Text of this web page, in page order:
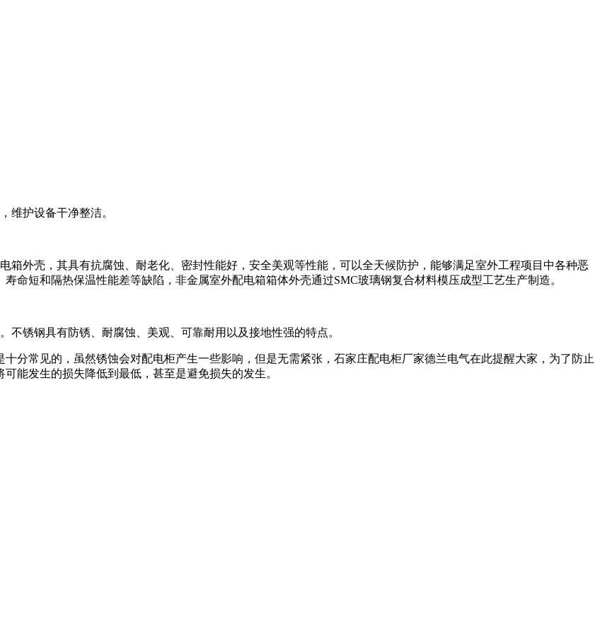
维护设备干净整洁。
箱外壳，其具有抗腐蚀、耐老化、密封性能好，安全美观等性能，可以全天候防护，能够满足室外工程项目中各种恶
命短和隔热保温性能差等缺陷，非金属室外配电箱箱体外壳通过SMC玻璃钢复合材料模压成型工艺生产制造。
不锈钢具有防锈、耐腐蚀、美观、可靠耐用以及接地性强的特点。
分常见的，虽然锈蚀会对配电柜产生一些影响，但是无需紧张，石家庄配电柜厂家德兰电气在此提醒大家，为了防止
能发生的损失降低到最低，甚至是避免损失的发生。